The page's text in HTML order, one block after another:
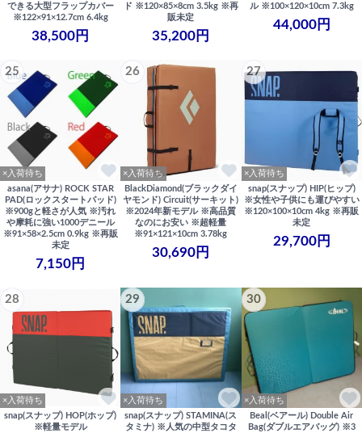
できる大型フラップカバー
※122×91×12.7cm 6.4kg
38,500円
ド ※120×85×8cm 3.5kg ※再
販未定
35,200円
ル ※100×120×10cm 7.3kg
44,000円
25
×入荷待ち
asana(アサナ) ROCK STAR
PAD(ロックスタートパッド)
※900gと軽さが人気 ※汚れ
や摩耗に強い1000デニール
※91×58×2.5cm 0.9kg ※再販
未定
7,150円
26
×入荷待ち
BlackDiamond(ブラックダイ
ヤモンド) Circuit(サーキット)
※2024年新モデル ※高品質
なのにお安い ※超軽量
※91×121×10cm 3.78kg
30,690円
27
×入荷待ち
snap(スナップ) HIP(ヒップ)
※女性や子供にも運びやすい
※120×100×10cm 4kg ※再販
未定
29,700円
28
×入荷待ち
snap(スナップ) HOP(ホップ)
※軽量モデル
29
×入荷待ち
snap(スナップ) STAMINA(ス
タミナ) ※人気の中型タコタ
30
×入荷待ち
Beal(ベアール) Double Air
Bag(ダブルエアバッグ) ※3